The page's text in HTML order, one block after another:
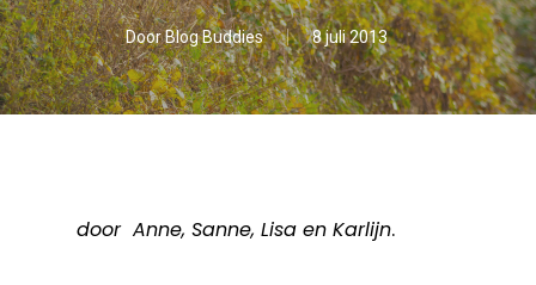
DoorBlog Buddies 8 juli 2013
door Anne, Sanne, Lisa en Karlijn.